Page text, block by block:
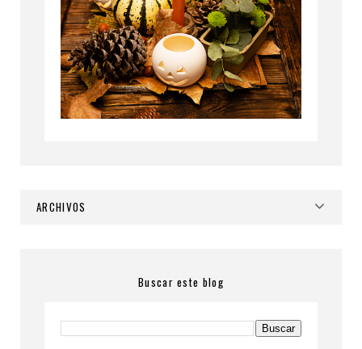
ARCHIVOS
Buscar este blog